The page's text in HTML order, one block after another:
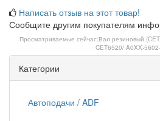
Написать отзыв на этот товар!
Сообщите другим покупателям
Просматриваемые сейчас:Вал резиновый
CET6520/ A0XX-
Категории
Автоподачи / ADF